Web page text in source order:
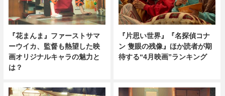
『花まんま』ファーストサマ
ーウイカ、監督も熱望した映
画オリジナルキャラの魅力と
は？
『片思い世界』『名探偵コナ
ン 隻眼の残像』ほか読者が期
待する“4月映画”ランキング